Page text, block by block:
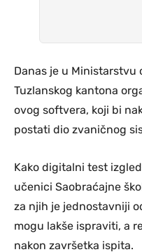
Danas je u Ministarstvu
Tuzlanskog kantona
ovog softvera, koji bi
postati dio zvaničnog
Kako digitalni test
učenici Saobraćajne
za njih je jednostavniji
mogu lakše ispraviti, a
nakon završetka ispita.